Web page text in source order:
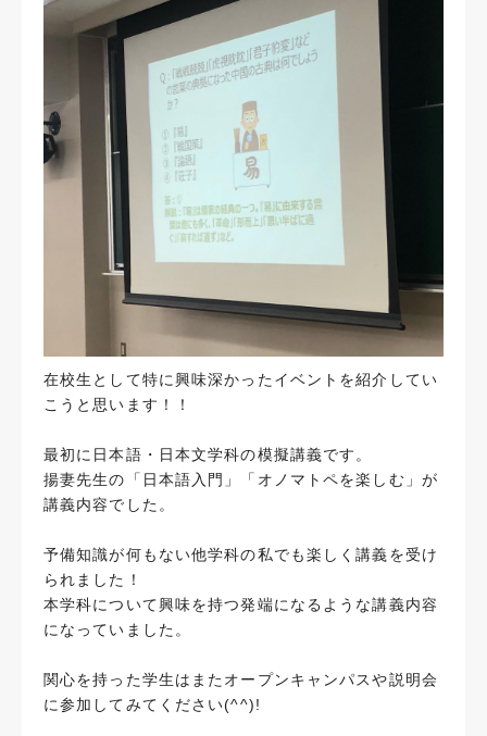
在校生として特に興味深かったイベントを紹介してい
こうと思います！！
最初に日本語・日本文学科の模擬講義です。
揚妻先生の「日本語入門」「オノマトペを楽しむ」が
講義内容でした。
予備知識が何もない他学科の私でも楽しく講義を受け
られました！
本学科について興味を持つ発端になるような講義内容
になっていました。
関心を持った学生はまたオープンキャンパスや説明会
に参加してみてください(^^)!